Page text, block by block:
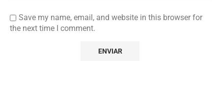
Save my name, email, and website in this browser for
the next time I comment.